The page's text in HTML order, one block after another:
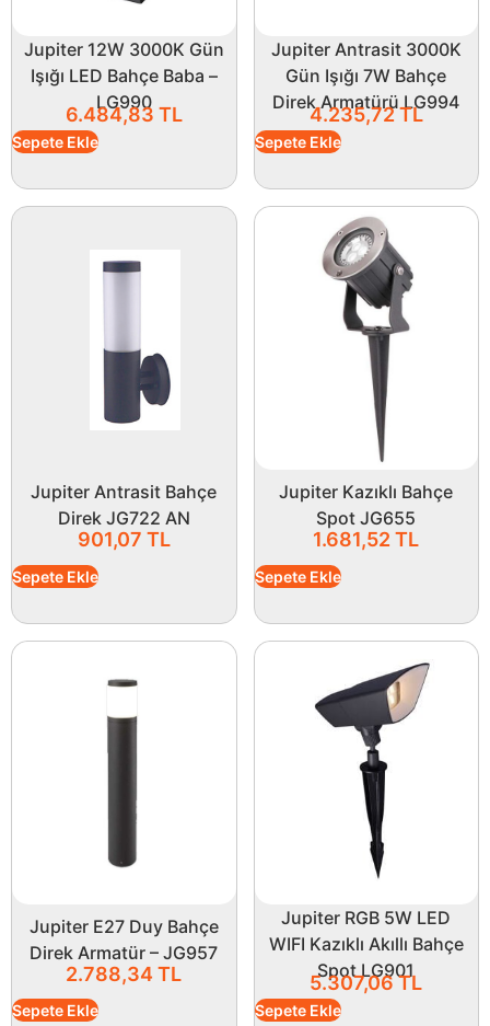
Jupiter 12W 3000K Gün
Işığı LED Bahçe Baba –
LG990
6.484,83 TL
Sepete Ekle
Jupiter Antrasit 3000K
Gün Işığı 7W Bahçe
Direk Armatürü LG994
4.235,72TL
Sepete Ekle
Jupiter Antrasit Bahçe
Direk JG722 AN
901,07 TL
Sepete Ekle
Jupiter Kazıklı Bahçe
Spot JG655
1.681,52TL
Sepete Ekle
Jupiter E27 Duy Bahçe
Direk Armatür – JG957
2.788,34TL
Sepete Ekle
Jupiter RGB 5W LED
WIFI Kazıklı Akıllı Bahçe
Spot LG901
5.307,06TL
Sepete Ekle